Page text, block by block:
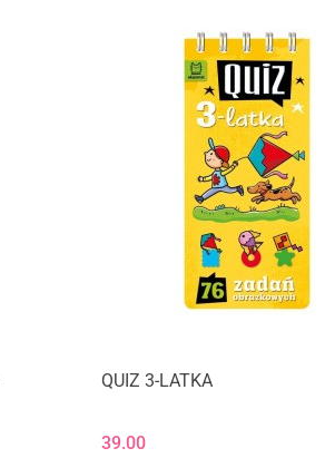
QUIZ 3-LATKA
39.00